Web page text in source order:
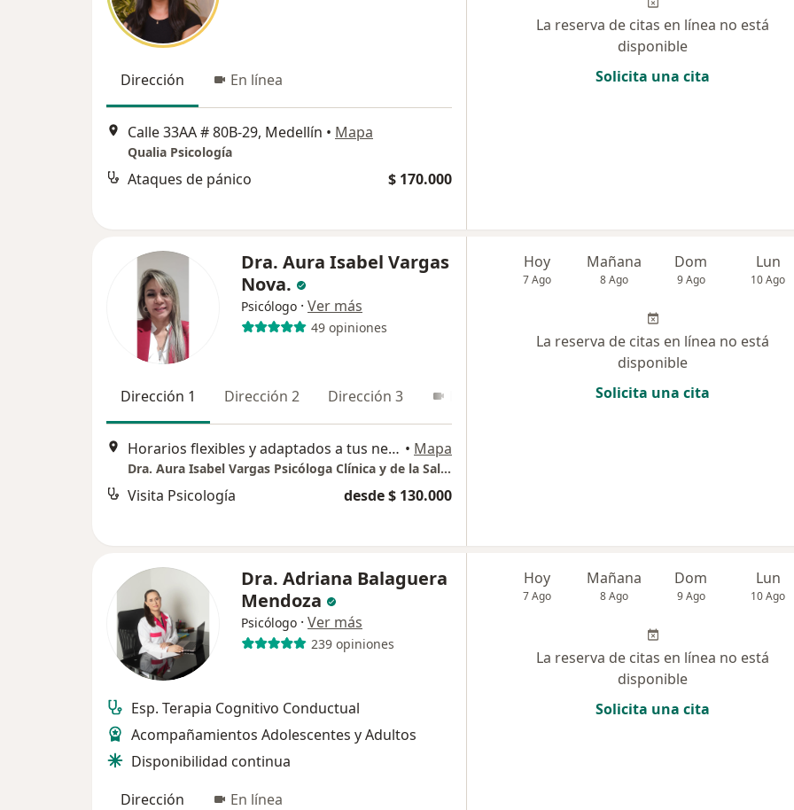
Dirección En línea
Calle 33AA # 80B-29, Medellín • Mapa
Qualia Psicología
Ataques de pánico $ 170.000
La reserva de citas en línea no está
disponible
Solicita una cita
Dra. Aura Isabel Vargas
Nova.
Psicólogo · Ver más
49 opiniones
Dirección 1 Dirección 2 Dirección 3
Horarios flexibles y adaptados a tus necesidades., Medellín • Mapa
Dra. Aura Isabel Vargas Psicóloga Clínica y de la Salud- Consulta en línea Medellín
Visita Psicología desde $ 130.000
Hoy
7 Ago
Mañana
8 Ago
Dom
9 Ago
Lun
10 Ago
La reserva de citas en línea no está
disponible
Solicita una cita
Dra. Adriana Balaguera
Mendoza
Psicólogo · Ver más
239 opiniones
Esp. Terapia Cognitivo Conductual
Acompañamientos Adolescentes y Adultos
Disponibilidad continua
Dirección
En línea
Hoy
7 Ago
Mañana
8 Ago
Dom
9 Ago
Lun
10 Ago
La reserva de citas en línea no está
disponible
Solicita una cita